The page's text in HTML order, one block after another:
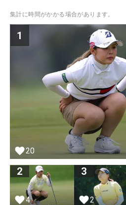
集計に時間がかかる場合があります。
1
20
2
4
3
2